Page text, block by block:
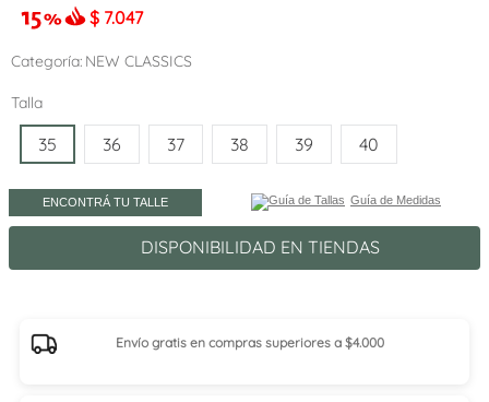
$ 7.047
Categoría NEW CLASSICS
Talla
35 36 37 38 39 40
ENCONTRÁ TU TALLE Guía de Medidas
DISPONIBILIDAD EN TIENDAS
Envío gratis en compras superiores a $4.000